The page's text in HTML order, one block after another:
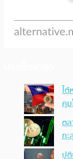
ไต้
คุม
ต
ท
ปู